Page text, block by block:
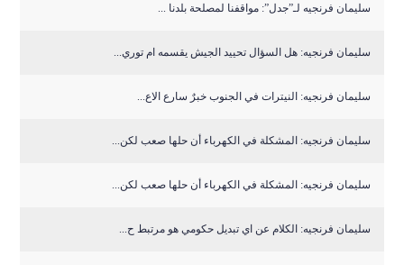
سليمان فرنجيه لـ”جدل”: مواقفنا لمصلحة بلدنا ...
سليمان فرنجيه: هل السؤال تحييد الجيش يقسمه ام توري...
سليمان فرنجيه: النيترات في الجنوب خبرٌ سارع الاع...
سليمان فرنجيه: المشكلة في الكهرباء أن حلها صعب لكن...
سليمان فرنجيه: المشكلة في الكهرباء أن حلها صعب لكن...
سليمان فرنجيه: الكلام عن اي تبديل حكومي هو مرتبط ح...